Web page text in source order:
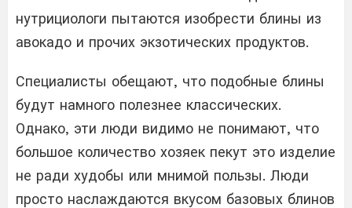
нутрициологи пытаются изобрести блины из
авокадо и прочих экзотических продуктов.
Специалисты обещают, что подобные блины
будут намного полезнее классических.
Однако, эти люди видимо не понимают, что
большое количество хозяек пекут это изделие
не ради худобы или мнимой пользы. Люди
просто наслаждаются вкусом базовых блинов